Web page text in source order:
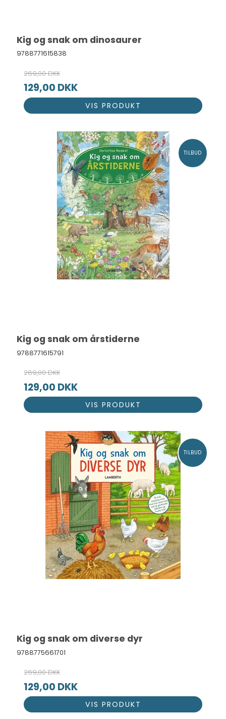
Kig og snak om dinosaurer
9788771615838
269,00 DKK
129,00 DKK
VIS PRODUKT
TILBUD
Kig og snak om årstiderne
9788771615791
269,00 DKK
129,00 DKK
VIS PRODUKT
TILBUD
Kig og snak om diverse dyr
9788775661701
269,00 DKK
129,00 DKK
VIS PRODUKT